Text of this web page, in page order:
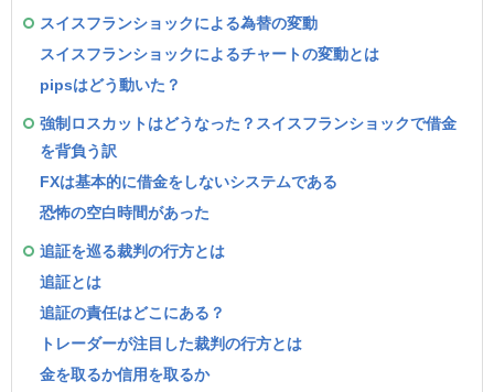
スイスフランショックによる為替の変動
スイスフランショックによるチャートの変動とは
pipsはどう動いた？
強制ロスカットはどうなった？スイスフランショックで借金
を背負う訳
FXは基本的に借金をしないシステムである
恐怖の空白時間があった
追証を巡る裁判の行方とは
追証とは
追証の責任はどこにある？
トレーダーが注目した裁判の行方とは
金を取るか信用を取るか